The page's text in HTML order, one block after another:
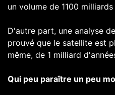
un volume de 1100
D'autre part, une analyse
prouvé que le satellite est
même, de 1 milliard
Qui peu paraître un peu